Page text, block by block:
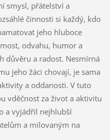
smysl, přátelství a
činnosti si každý, kdo
jeho hluboce
odvahu, humor a
důvěru a radost. Nesmírná
jeho žáci chovají, je sama
a oddanosti. V tuto
vděčnost za život a aktivitu
a vyjádřil nejhlubší
a milovaným na